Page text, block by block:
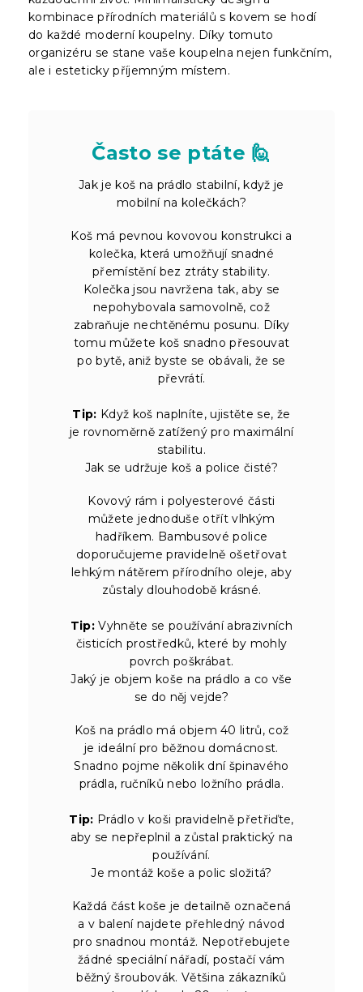
kombinace přírodních materiálů s kovem se hodí
do každé moderní koupelny. Díky tomuto
organizéru se stane vaše koupelna nejen funkčním,
ale i esteticky příjemným místem.
Často se ptáte 🙋
Jak je koš na prádlo stabilní, když je
mobilní na kolečkách?
Koš má pevnou kovovou konstrukci a
kolečka, která umožňují snadné
přemístění bez ztráty stability.
Kolečka jsou navržena tak, aby se
nepohybovala samovolně, což
zabraňuje nechtěnému posunu. Díky
tomu můžete koš snadno přesouvat
po bytě, aniž byste se obávali, že se
převrátí.
Tip: Když koš naplníte, ujistěte se, že
je rovnoměrně zatížený pro maximální
stabilitu.
Jak se udržuje koš a police čisté?
Kovový rám i polyesterové části
můžete jednoduše otřít vlhkým
hadříkem. Bambusové police
doporučujeme pravidelně ošetřovat
lehkým nátěrem přírodního oleje, aby
zůstaly dlouhodobě krásné.
Tip: Vyhněte se používání abrazivních
čisticích prostředků, které by mohly
povrch poškrábat.
Jaký je objem koše na prádlo a co vše
se do něj vejde?
Koš na prádlo má objem 40 litrů, což
je ideální pro běžnou domácnost.
Snadno pojme několik dní špinavého
prádla, ručníků nebo ložního prádla.
Tip: Prádlo v koši pravidelně přetřiďte,
aby se nepřeplnil a zůstal praktický na
používání.
Je montáž koše a polic složitá?
Každá část koše je detailně označená
a v balení najdete přehledný návod
pro snadnou montáž. Nepotřebujete
žádné speciální nářadí, postačí vám
běžný šroubovák. Většina zákazníků